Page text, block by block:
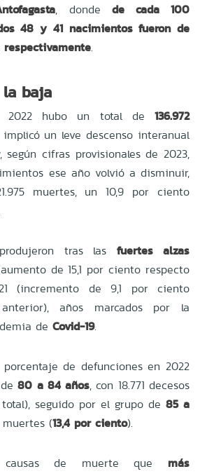
, donde de cada 100
48 y 41 nacimientos fueron de
respectivamente.
baja
2022 hubo un total de 136.972
un leve descenso interanual
cifras provisionales de 2023,
ese año volvió a disminuir,
muertes, un 10,9 por ciento
tras las fuertes alzas
de 15,1 por ciento respecto
(incremento de 9,1 por ciento
años marcados por la
de Covid-19.
de defunciones en 2022
de80 a 84 años, con 18.771 decesos
seguido por el grupo de 85 a
muertes (13,4 por ciento).
de muerte que más